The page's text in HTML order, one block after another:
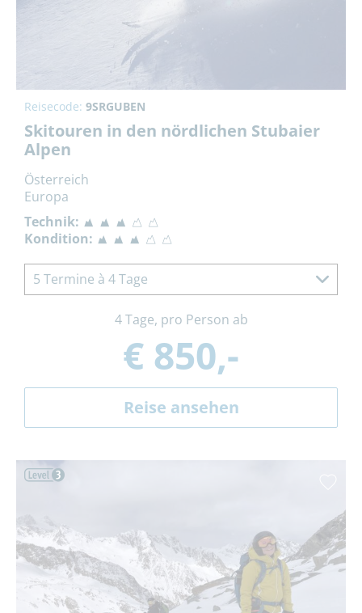
Reisecode: 9SRGUBEN
Skitouren in den nördlichen Stubaier
Alpen
Österreich
Europa
Technik:
Kondition:
5 Termine à 4 Tage
4 Tage, pro Person ab
€ 850,-
Reise ansehen